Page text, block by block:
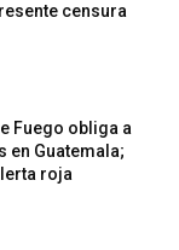
censura
Fuego obliga a
en Guatemala;
roja